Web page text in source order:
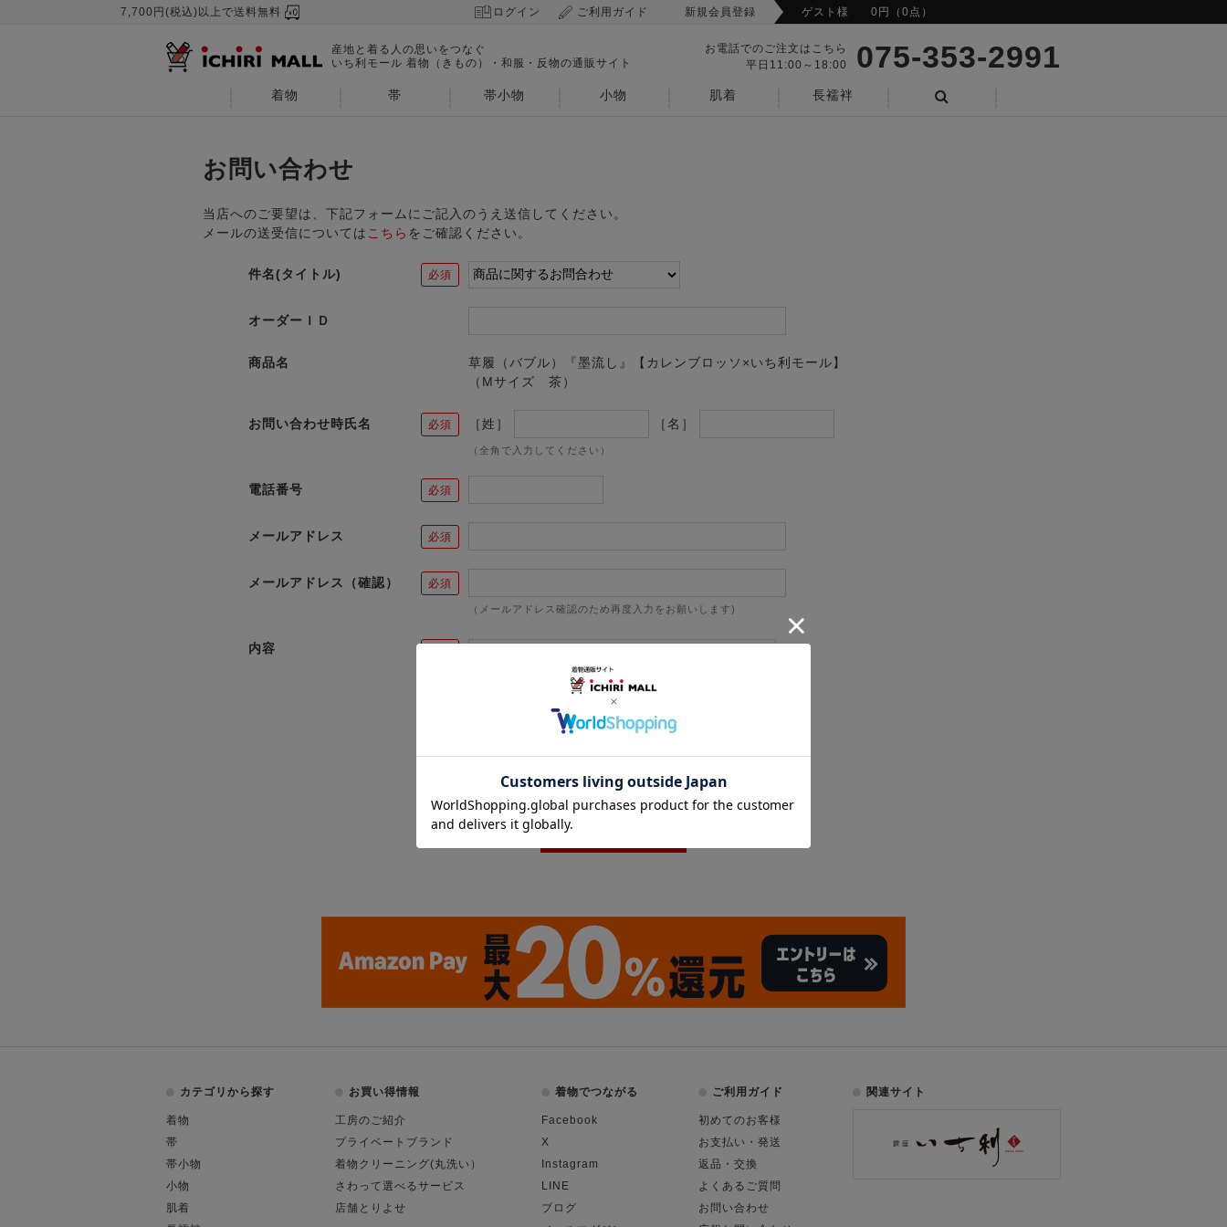
7,700円(税込)以上で送料無料 ログイン ご利用ガイド 新規会員登録 ゲスト様 0円（0点）
産地と着る人の思いをつなぐ
いち利モール 着物（きもの）・和服・反物の通販サイト
お電話でのご注文はこちら
平日11:00～18:00
075-353-2991
着物 帯 帯小物 小物 肌着
長襦袢
お問い合わせ
当店へのご要望は、下記フォームにご記入のうえ送信してください。
メールの送受信については こちら をご確認ください。
件名(タイトル)
オーダーＩＤ
商品名
草履（バブル）『墨流し』【カレンブロッソ×いち利モール】
（Mサイズ 茶）
お問い合わせ時氏名 ［姓］ ［名］
（全角で入力してください）
電話番号
メールアドレス
メールアドレス（確認）
（メールアドレス確認のため再度入力をお願いします)
内容
カテゴリから探す
着物
帯
帯小物
小物
肌着
お買い得情報
工房のご紹介
プライベートブランド
着物クリーニング(丸洗い）
さわって選べるサービス
店舗とりよせ
着物でつながる
Facebook
X
Instagram
LINE
ブログ
ご利用ガイド
初めてのお客様
お支払い・発送
返品・交換
よくあるご質問
お問い合わせ
関連サイト